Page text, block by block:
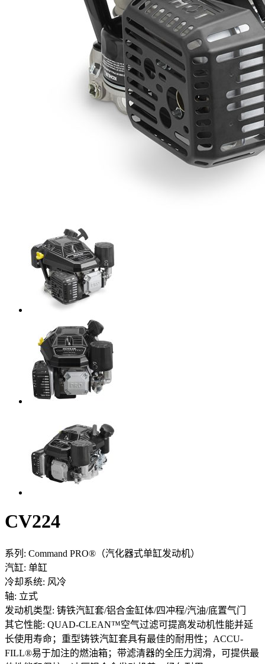
CV224
系列: Command PRO®（汽化器式单缸发动机）
汽缸: 单缸
冷却系统: 风冷
轴: 立式
发动机类型: 铸铁汽缸套/铝合金缸体/四冲程/汽油/底置气门
其它性能: QUAD-CLEAN™空气过滤可提高发动机性能并延
长使用寿命；重型铸铁汽缸套具有最佳的耐用性；ACCU-
FILL®易于加注的燃油箱；带滤清器的全压力润滑，可提供最